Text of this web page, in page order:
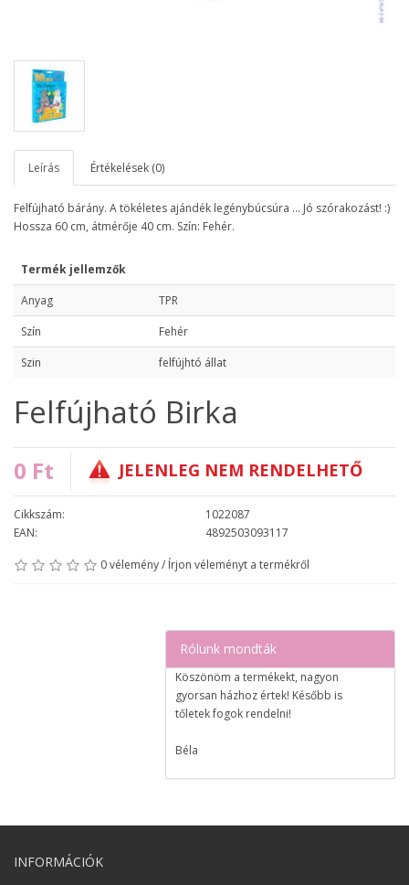
Leírás Értékelések (0)
Felfújható bárány. A tökéletes ajándék legénybúcsúra ... Jó szórakozást! :)
Hossza 60 cm, átmérője 40 cm. Szín: Fehér.
Termék jellemzők
Anyag
TPR
Szín
Fehér
Szin
felfújhtó állat
Felfújható Birka
0 Ft JELENLEG NEM RENDELHETŐ
Cikkszám:
1022087
EAN:
4892503093117
0 vélemény/ Írjon véleményt a termékről
Rólunk mondták
Köszönöm a termékekt, nagyon
gyorsan házhoz értek! Később is
tőletek fogok rendelni!
Béla
Nagyon elégedett voltam a
INFORMÁCIÓK